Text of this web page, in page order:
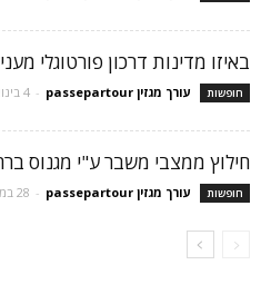
באיזו מדינות דרכון פורטוגלי
חופשות עורך מגזין passepartour - 4 בינואר 2022
חילוץ ממצבי משבר ע"י מגנוס
חופשות עורך מגזין passepartour - 28 במרץ 2022